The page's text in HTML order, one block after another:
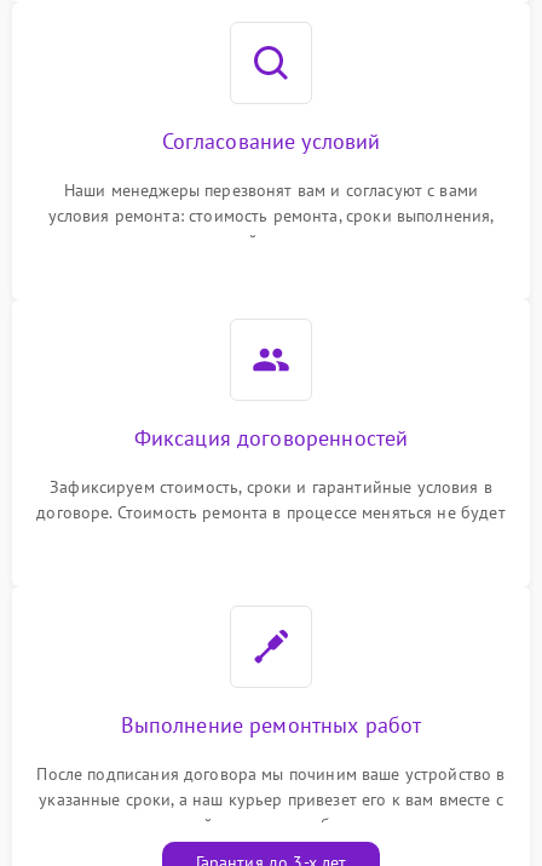
Согласование условий
Наши менеджеры перезвонят вам и согласуют с вами
условия ремонта: стоимость ремонта, сроки выполнения,
гарантийные условия
Фиксация договоренностей
Зафиксируем стоимость, сроки и гарантийные условия в
договоре. Стоимость ремонта в процессе меняться не будет
Выполнение ремонтных работ
После подписания договора мы починим ваше устройство в
указанные сроки, а наш курьер привезет его к вам вместе с
гарантийным талоном бесплатно